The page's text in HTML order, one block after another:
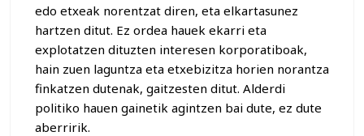
edo etxeak norentzat diren, eta elkartasunez
hartzen ditut. Ez ordea hauek ekarri eta
explotatzen dituzten interesen korporatiboak,
hain zuen laguntza eta etxebizitza horien norantza
finkatzen dutenak, gaitzesten ditut. Alderdi
politiko hauen gainetik agintzen bai dute, ez dute
aberririk.